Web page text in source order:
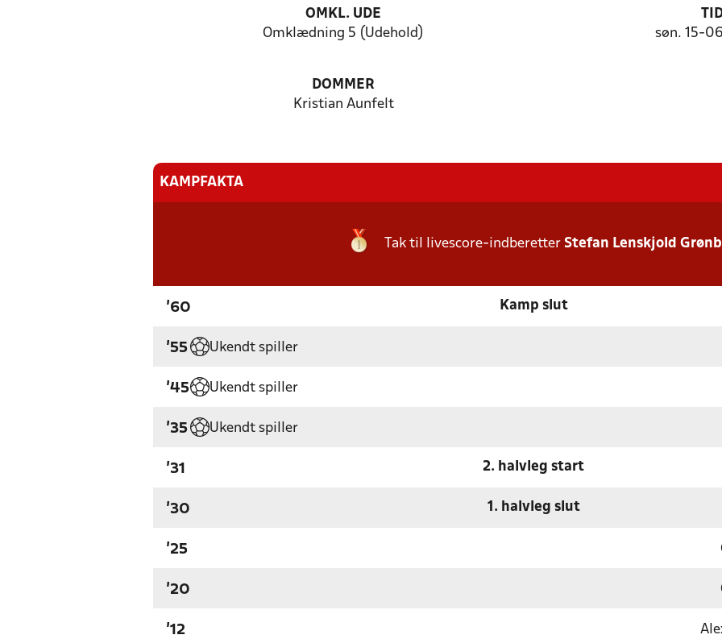
OMKL. UDE
Omklædning 5 (Udehold)
søn. 15-
DOMMER
Kristian Aunfelt
KAMPFAKTA
Tak til livescore-indberetter Stefan Lenskjold
'60 Kamp slut
'55 Ukendt spiller
'45 Ukendt spiller
'35 Ukendt spiller
'31 2. halvleg start
'30 1. halvleg slut
'25
'20
'12